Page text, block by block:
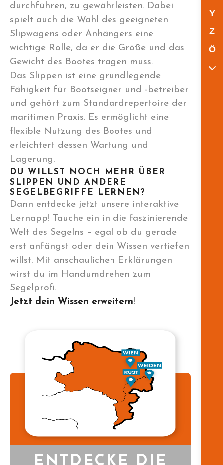
Y
Z
Ö
durchführen, zu gewährleisten. Dabei
spielt auch die Wahl des geeigneten
Slipwagens oder Anhängers eine
wichtige Rolle, da er die Größe und das
Gewicht des Bootes tragen muss.
Das Slippen ist eine grundlegende
Fähigkeit für Bootseigner und -betreiber
und gehört zum Standardrepertoire der
maritimen Praxis. Es ermöglicht eine
flexible Nutzung des Bootes und
erleichtert dessen Wartung und
Lagerung.
DU WILLST NOCH MEHR ÜBER
SLIPPEN UND ANDERE
SEGELBEGRIFFE LERNEN?
Dann entdecke jetzt unsere interaktive
Lernapp! Tauche ein in die faszinierende
Welt des Segelns – egal ob du gerade
erst anfängst oder dein Wissen vertiefen
willst. Mit anschaulichen Erklärungen
wirst du im Handumdrehen zum
Segelprofi.
Jetzt dein Wissen erweitern!
ENTDECKE DIE